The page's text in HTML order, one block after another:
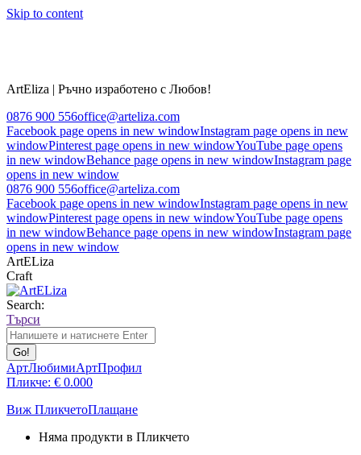
Skip to content
ArtEliza | Ръчно изработено с Любов!
0876 900 556office@arteliza.com
Facebook page opens in new windowInstagram page opens in new
windowPinterest page opens in new windowYouTube page opens
in new windowBehance page opens in new windowInstagram page
opens in new window
0876 900 556office@arteliza.com
Facebook page opens in new windowInstagram page opens in new
windowPinterest page opens in new windowYouTube page opens
in new windowBehance page opens in new windowInstagram page
opens in new window
ArtELiza
Craft
Search:
Търси
АртЛюбимиАртПрофил
Пликче: € 0.000
Виж ПликчетоПлащане
Няма продукти в Пликчето